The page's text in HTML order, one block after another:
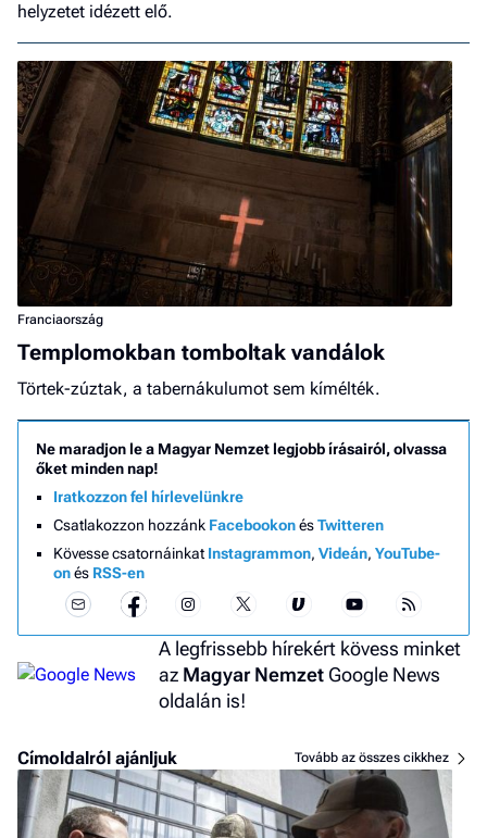
helyzetet idézett elő.
Franciaország
Templomokban tomboltak vandálok
Törtek-zúztak, a tabernákulumot sem kímélték.
Ne maradjon le a Magyar Nemzet legjobb írásairól, olvassa
őket minden nap!
Iratkozzon fel hírlevelünkre
Csatlakozzon hozzánk FacebookonésTwitteren
Kövesse csatornáinkat Instagrammon, Videán, YouTube-
onés RSS-en
A legfrissebb hírekért kövess minket
az Magyar Nemzet Google News
oldalán is!
Címoldalról ajánljuk Tovább az összes cikkhez